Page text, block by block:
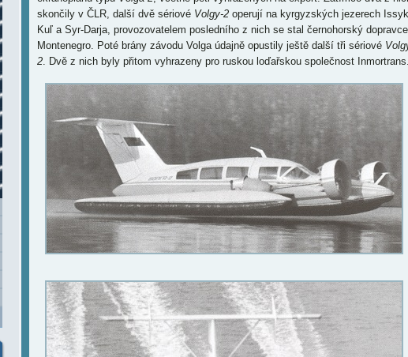
skončily v ČLR, další dvě sériové Volgy-2operují na kyrgyzských jezerech
Kuľ a Syr-Darja, provozovatelem posledního z nich se stal černohorský dopravce
Montenegro. Poté brány závodu Volga údajně opustily ještě další tři sériové
2. Dvě z nich byly přitom vyhrazeny pro ruskou loďařskou společnost Inmortrans.